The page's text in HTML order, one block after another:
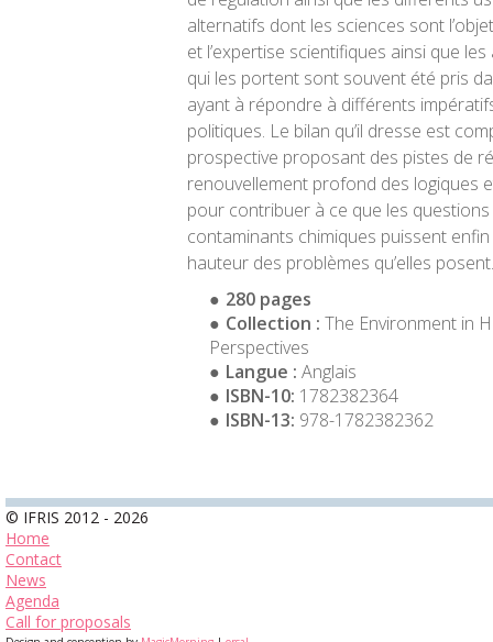
alternatifs dont les sciences sont
et l’expertise scientifiques ainsi que
qui les portent sont souvent été pris
ayant à répondre à différents
politiques. Le bilan qu’il dresse est
prospective proposant des pistes de
renouvellement profond des logiques
pour contribuer à ce que les
contaminants chimiques puissent
hauteur des problèmes qu’elles posent.
280 pages
Collection : The Environment in
Perspectives
Langue : Anglais
ISBN-10: 1782382364
ISBN-13: 978-1782382362
© IFRIS 2012 - 2026
Home
Contact
News
Agenda
Call for proposals